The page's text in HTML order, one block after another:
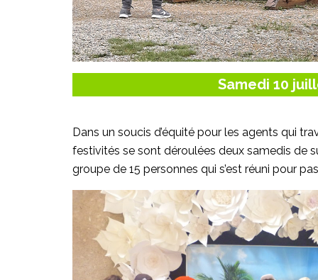
Samedi 10
Dans un soucis d’équité pour les agents qui
festivités se sont déroulées deux samedis de
groupe de 15 personnes qui s’est réuni pour